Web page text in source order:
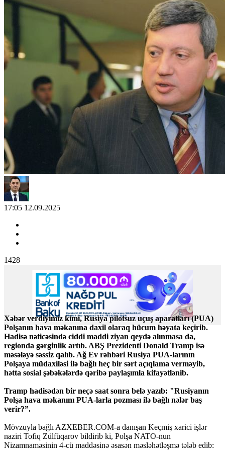
17:05 12.09.2025
1428
Xəbər verdiyimiz kimi, Rusiya pilotsuz uçuş aparatları (PUA)
Polşanın hava məkanına daxil olaraq hücum həyata keçirib.
Hadisə nəticəsində ciddi maddi ziyan qeydə alınmasa da,
regionda gərginlik artıb. ABŞ Prezidenti Donald Tramp isə
məsələyə səssiz qalıb. Ağ Ev rəhbəri Rusiya PUA-larının
Polşaya müdaxiləsi ilə bağlı heç bir sərt açıqlama verməyib,
hətta sosial şəbəkələrdə qəribə paylaşımla kifayətlənib.
Tramp hadisədən bir neçə saat sonra belə yazıb: "Rusiyanın
Polşa hava məkanını PUA-larla pozması ilə bağlı nələr baş
verir?”.
Mövzuyla bağlı AZXEBER.COM-a danışan Keçmiş xarici işlər
naziri Tofiq Zülfüqarov bildirib ki, Polşa NATO-nun
Nizamnaməsinin 4-cü maddəsinə əsasən məsləhətləşmə tələb edib: